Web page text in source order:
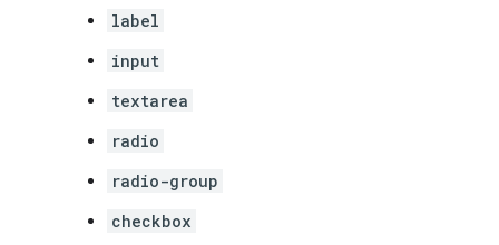
label
input
textarea
radio
radio-group
checkbox